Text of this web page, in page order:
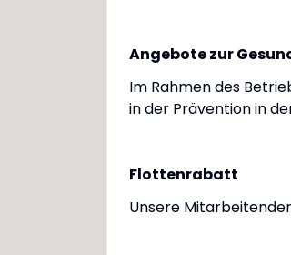
Angebote zur
Im Rahmen des
in der Prävention in
Flottenrabatt
Unsere